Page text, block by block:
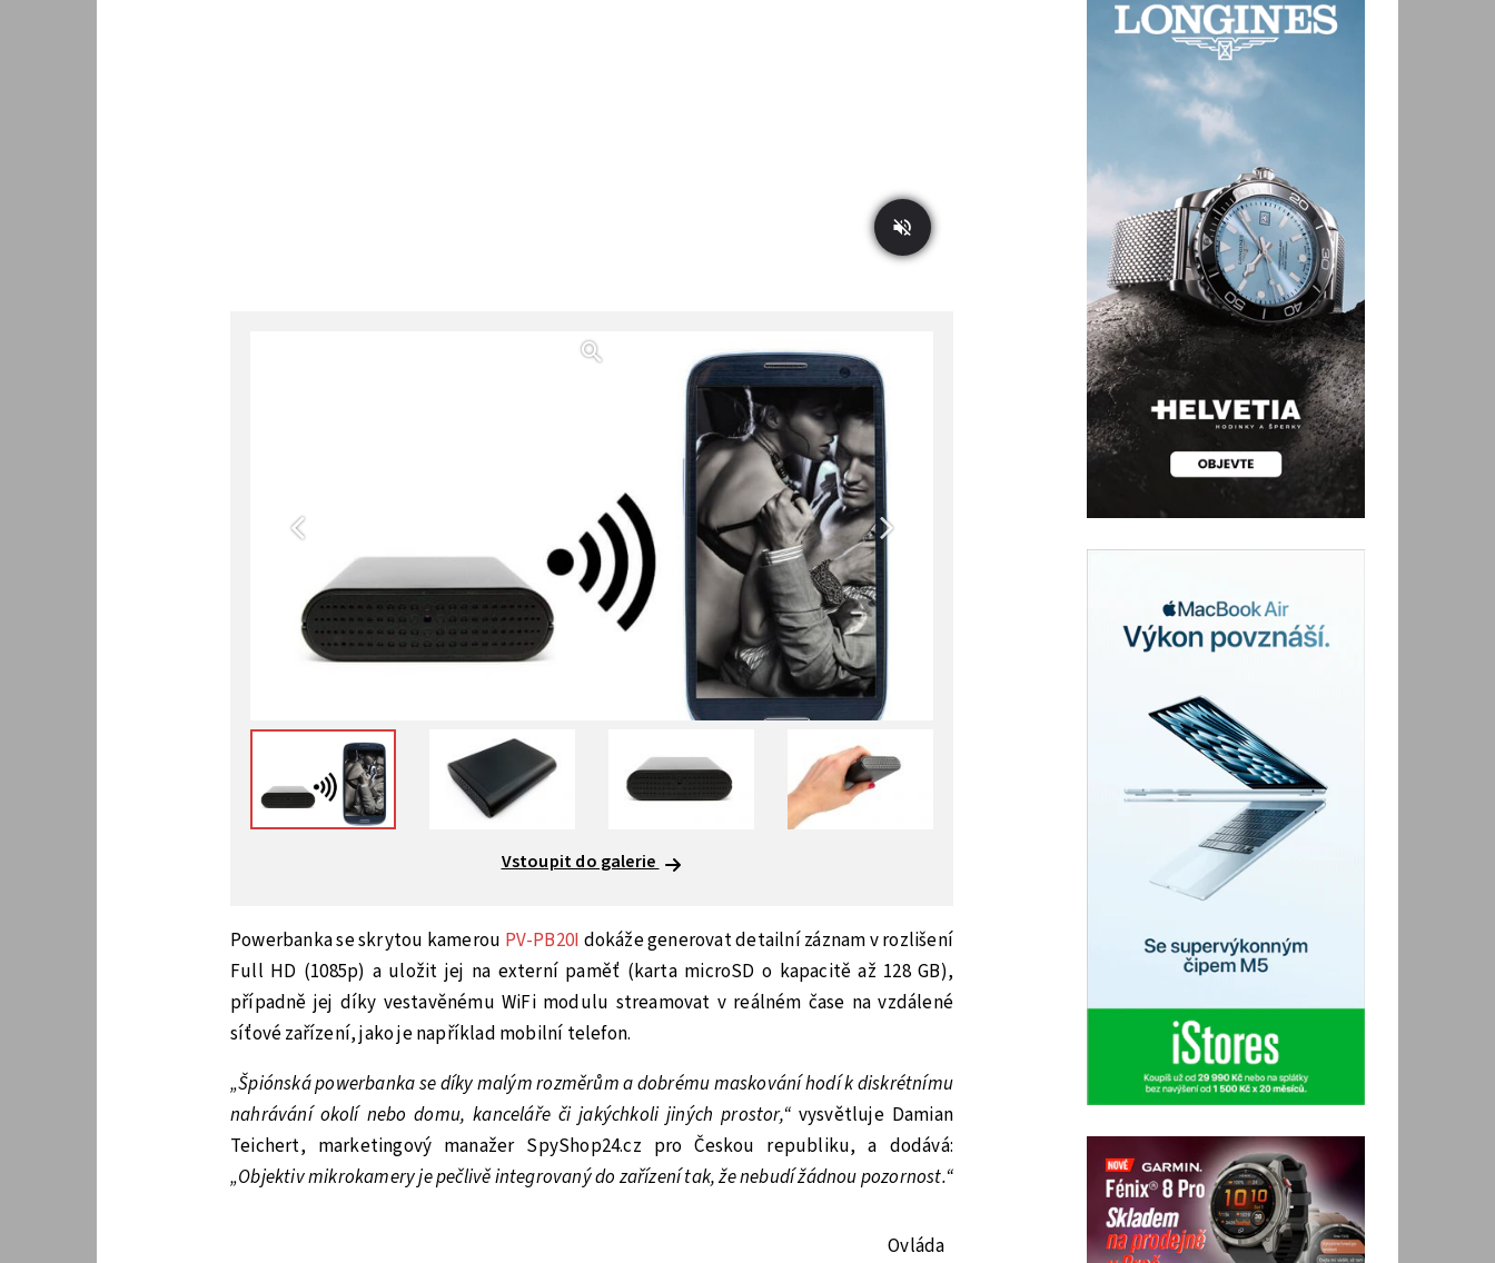
Vstoupit do galerie
Powerbanka se skrytou kamerou PV-PB20I dokáže generovat detailní záznam v rozlišení
Full HD (1085p) a uložit jej na externí paměť (karta microSD o kapacitě až 128 GB),
případně jej díky vestavěnému WiFi modulu streamovat v reálném čase na vzdálené
síťové zařízení, jako je například mobilní telefon.
„Špiónská powerbanka se díky malým rozměrům a dobrému maskování hodí k diskrétnímu
nahrávání okolí nebo domu, kanceláře či jakýchkoli jiných prostor,“ vysvětluje Damian
Teichert, marketingový manažer SpyShop24.cz pro Českou republiku, a dodává:
„Objektiv mikrokamery je pečlivě integrovaný do zařízení tak, že nebudí žádnou pozornost.“
Ovláda